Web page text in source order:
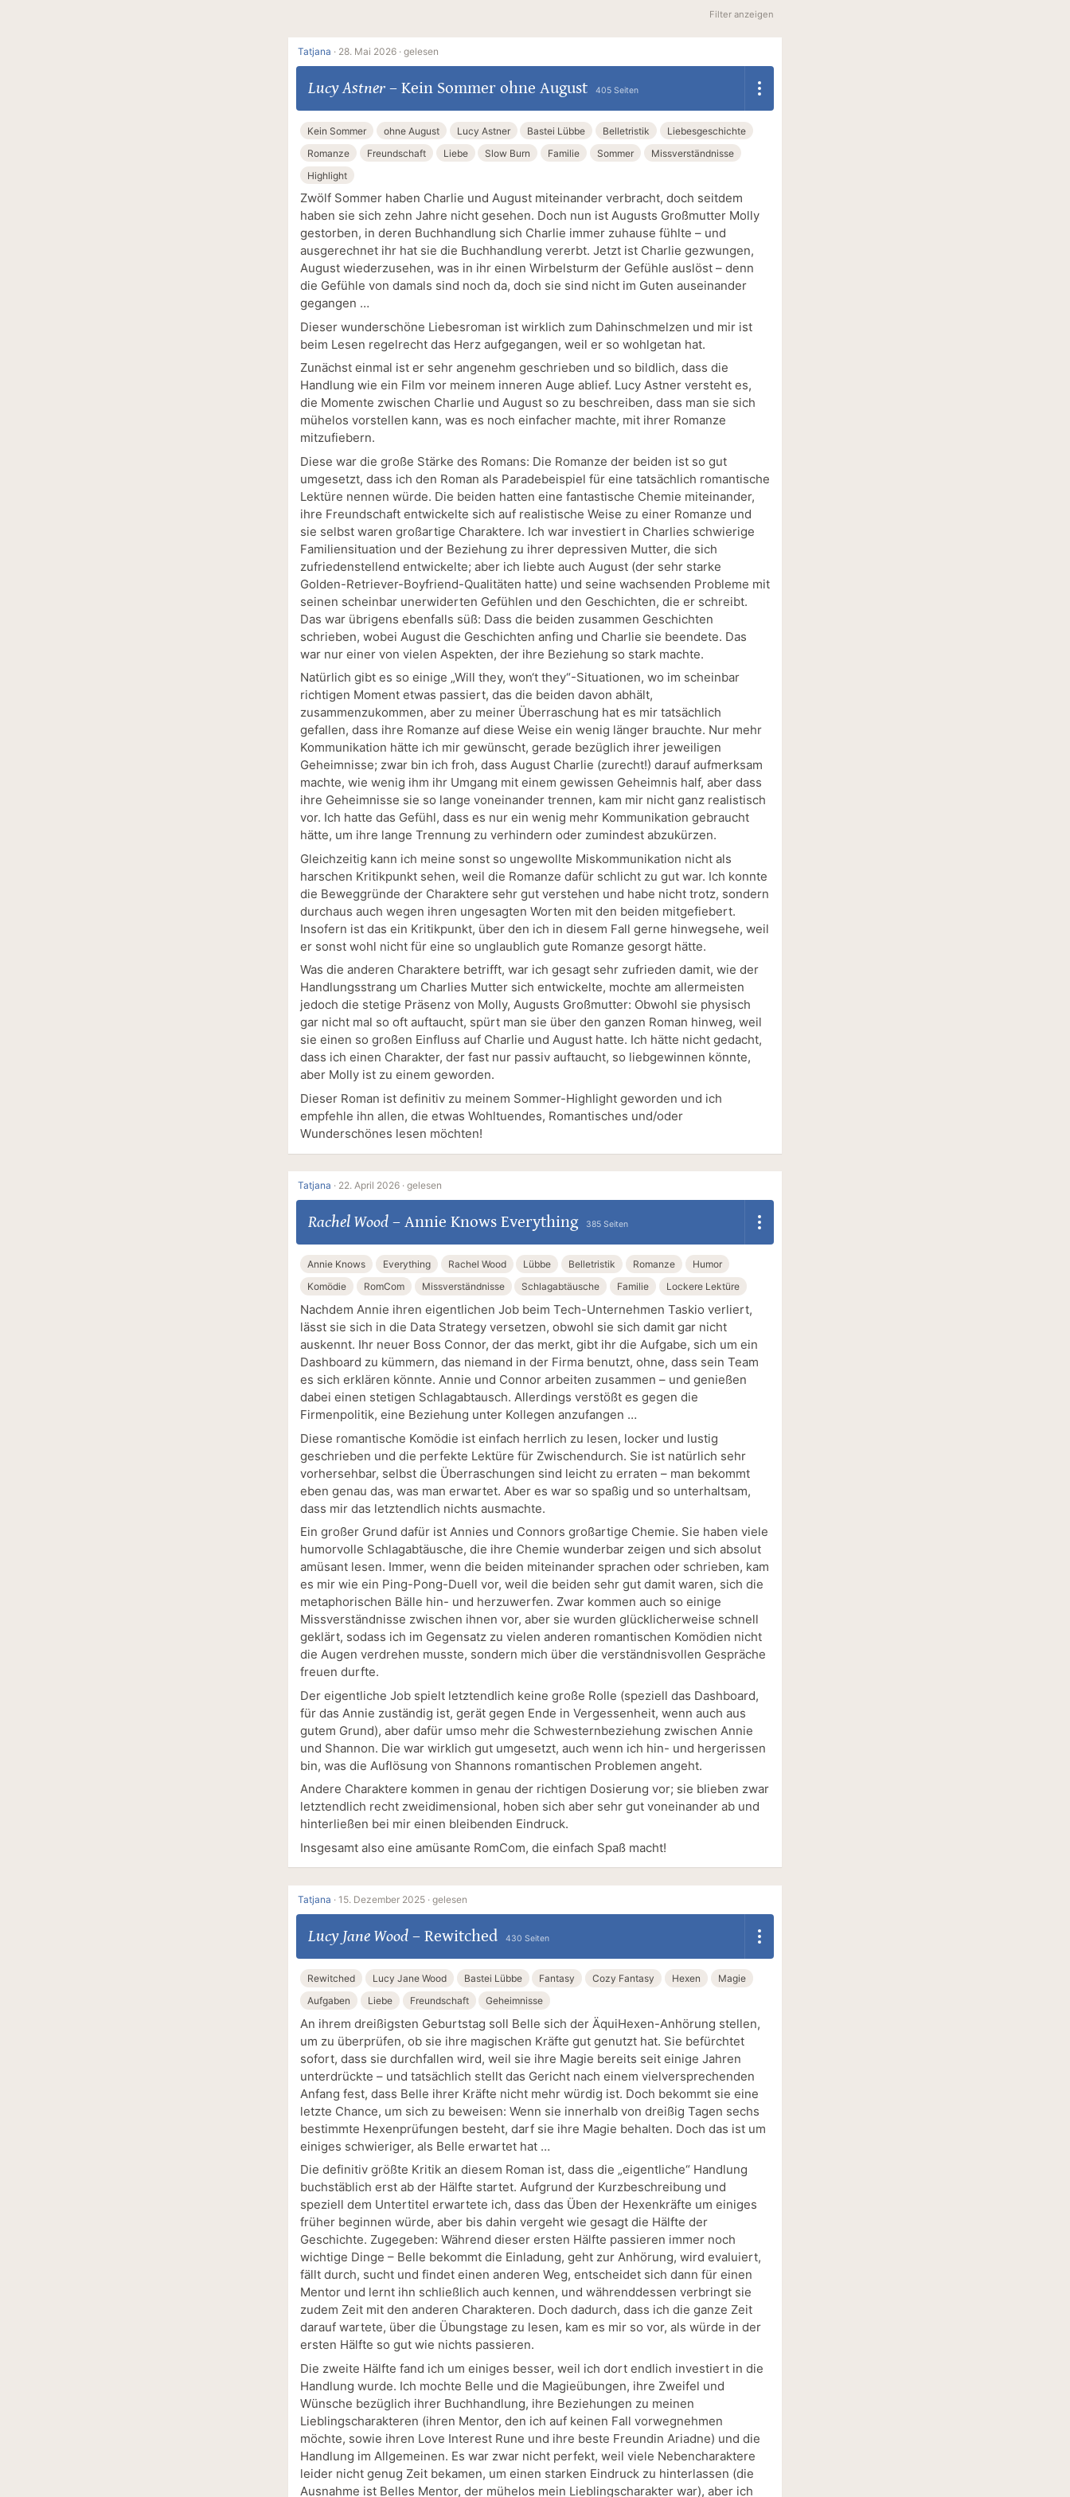
Filter anzeigen
Tatjana · 28. Mai 2026 · gelesen
Lucy Astner– Kein Sommer ohne August 405 Seiten
Kein Sommer ohne August Lucy Astner Bastei Lübbe Belletristik
Liebesgeschichte
Romanze
Freundschaft Liebe Slow Burn Familie Sommer
Missverständnisse
Highlight
Zwölf Sommer haben Charlie und August miteinander verbracht, doch seitdem
haben sie sich zehn Jahre nicht gesehen. Doch nun ist Augusts Großmutter Molly
gestorben, in deren Buchhandlung sich Charlie immer zuhause fühlte – und
ausgerechnet ihr hat sie die Buchhandlung vererbt. Jetzt ist Charlie gezwungen,
August wiederzusehen, was in ihr einen Wirbelsturm der Gefühle auslöst – denn
die Gefühle von damals sind noch da, doch sie sind nicht im Guten auseinander
gegangen …
Dieser wunderschöne Liebesroman ist wirklich zum Dahinschmelzen und mir ist
beim Lesen regelrecht das Herz aufgegangen, weil er so wohlgetan hat.
Zunächst einmal ist er sehr angenehm geschrieben und so bildlich, dass die
Handlung wie ein Film vor meinem inneren Auge ablief. Lucy Astner versteht es,
die Momente zwischen Charlie und August so zu beschreiben, dass man sie sich
mühelos vorstellen kann, was es noch einfacher machte, mit ihrer Romanze
mitzufiebern.
Diese war die große Stärke des Romans: Die Romanze der beiden ist so gut
umgesetzt, dass ich den Roman als Paradebeispiel für eine tatsächlich romantische
Lektüre nennen würde. Die beiden hatten eine fantastische Chemie miteinander,
ihre Freundschaft entwickelte sich auf realistische Weise zu einer Romanze und
sie selbst waren großartige Charaktere. Ich war investiert in Charlies schwierige
Familiensituation und der Beziehung zu ihrer depressiven Mutter, die sich
zufriedenstellend entwickelte; aber ich liebte auch August (der sehr starke
Golden-Retriever-Boyfriend-Qualitäten hatte) und seine wachsenden Probleme mit
seinen scheinbar unerwiderten Gefühlen und den Geschichten, die er schreibt.
Das war übrigens ebenfalls süß: Dass die beiden zusammen Geschichten
schrieben, wobei August die Geschichten anfing und Charlie sie beendete. Das
war nur einer von vielen Aspekten, der ihre Beziehung so stark machte.
Natürlich gibt es so einige „Will they, won‘t they“-Situationen, wo im scheinbar
richtigen Moment etwas passiert, das die beiden davon abhält,
zusammenzukommen, aber zu meiner Überraschung hat es mir tatsächlich
gefallen, dass ihre Romanze auf diese Weise ein wenig länger brauchte. Nur mehr
Kommunikation hätte ich mir gewünscht, gerade bezüglich ihrer jeweiligen
Geheimnisse; zwar bin ich froh, dass August Charlie (zurecht!) darauf aufmerksam
machte, wie wenig ihm ihr Umgang mit einem gewissen Geheimnis half, aber dass
ihre Geheimnisse sie so lange voneinander trennen, kam mir nicht ganz realistisch
vor. Ich hatte das Gefühl, dass es nur ein wenig mehr Kommunikation gebraucht
hätte, um ihre lange Trennung zu verhindern oder zumindest abzukürzen.
Gleichzeitig kann ich meine sonst so ungewollte Miskommunikation nicht als
harschen Kritikpunkt sehen, weil die Romanze dafür schlicht zu gut war. Ich konnte
die Beweggründe der Charaktere sehr gut verstehen und habe nicht trotz, sondern
durchaus auch wegen ihren ungesagten Worten mit den beiden mitgefiebert.
Insofern ist das ein Kritikpunkt, über den ich in diesem Fall gerne hinwegsehe, weil
er sonst wohl nicht für eine so unglaublich gute Romanze gesorgt hätte.
Was die anderen Charaktere betrifft, war ich gesagt sehr zufrieden damit, wie der
Handlungsstrang um Charlies Mutter sich entwickelte, mochte am allermeisten
jedoch die stetige Präsenz von Molly, Augusts Großmutter: Obwohl sie physisch
gar nicht mal so oft auftaucht, spürt man sie über den ganzen Roman hinweg, weil
sie einen so großen Einfluss auf Charlie und August hatte. Ich hätte nicht gedacht,
dass ich einen Charakter, der fast nur passiv auftaucht, so liebgewinnen könnte,
aber Molly ist zu einem geworden.
Dieser Roman ist definitiv zu meinem Sommer-Highlight geworden und ich
empfehle ihn allen, die etwas Wohltuendes, Romantisches und/oder
Wunderschönes lesen möchten!
Tatjana · 22. April 2026 · gelesen
Rachel Wood– Annie Knows Everything 385 Seiten
Annie Knows Everything Rachel Wood Lübbe Belletristik Romanze
Humor
Komödie
RomCom Missverständnisse Schlagabtäusche Familie Lockere Lektüre
Nachdem Annie ihren eigentlichen Job beim Tech-Unternehmen Taskio verliert,
lässt sie sich in die Data Strategy versetzen, obwohl sie sich damit gar nicht
auskennt. Ihr neuer Boss Connor, der das merkt, gibt ihr die Aufgabe, sich um ein
Dashboard zu kümmern, das niemand in der Firma benutzt, ohne, dass sein Team
es sich erklären könnte. Annie und Connor arbeiten zusammen – und genießen
dabei einen stetigen Schlagabtausch. Allerdings verstößt es gegen die
Firmenpolitik, eine Beziehung unter Kollegen anzufangen …
Diese romantische Komödie ist einfach herrlich zu lesen, locker und lustig
geschrieben und die perfekte Lektüre für Zwischendurch. Sie ist natürlich sehr
vorhersehbar, selbst die Überraschungen sind leicht zu erraten – man bekommt
eben genau das, was man erwartet. Aber es war so spaßig und so unterhaltsam,
dass mir das letztendlich nichts ausmachte.
Ein großer Grund dafür ist Annies und Connors großartige Chemie. Sie haben viele
humorvolle Schlagabtäusche, die ihre Chemie wunderbar zeigen und sich absolut
amüsant lesen. Immer, wenn die beiden miteinander sprachen oder schrieben, kam
es mir wie ein Ping-Pong-Duell vor, weil die beiden sehr gut damit waren, sich die
metaphorischen Bälle hin- und herzuwerfen. Zwar kommen auch so einige
Missverständnisse zwischen ihnen vor, aber sie wurden glücklicherweise schnell
geklärt, sodass ich im Gegensatz zu vielen anderen romantischen Komödien nicht
die Augen verdrehen musste, sondern mich über die verständnisvollen Gespräche
freuen durfte.
Der eigentliche Job spielt letztendlich keine große Rolle (speziell das Dashboard,
für das Annie zuständig ist, gerät gegen Ende in Vergessenheit, wenn auch aus
gutem Grund), aber dafür umso mehr die Schwesternbeziehung zwischen Annie
und Shannon. Die war wirklich gut umgesetzt, auch wenn ich hin- und hergerissen
bin, was die Auflösung von Shannons romantischen Problemen angeht.
Andere Charaktere kommen in genau der richtigen Dosierung vor; sie blieben zwar
letztendlich recht zweidimensional, hoben sich aber sehr gut voneinander ab und
hinterließen bei mir einen bleibenden Eindruck.
Insgesamt also eine amüsante RomCom, die einfach Spaß macht!
Tatjana · 15. Dezember 2025 · gelesen
Lucy Jane Wood– Rewitched 430 Seiten
Rewitched Lucy Jane Wood Bastei Lübbe Fantasy Cozy Fantasy Hexen
Magie
Aufgaben
Liebe Freundschaft Geheimnisse
An ihrem dreißigsten Geburtstag soll Belle sich der ÄquiHexen-Anhörung stellen,
um zu überprüfen, ob sie ihre magischen Kräfte gut genutzt hat. Sie befürchtet
sofort, dass sie durchfallen wird, weil sie ihre Magie bereits seit einige Jahren
unterdrückte – und tatsächlich stellt das Gericht nach einem vielversprechenden
Anfang fest, dass Belle ihrer Kräfte nicht mehr würdig ist. Doch bekommt sie eine
letzte Chance, um sich zu beweisen: Wenn sie innerhalb von dreißig Tagen sechs
bestimmte Hexenprüfungen besteht, darf sie ihre Magie behalten. Doch das ist um
einiges schwieriger, als Belle erwartet hat …
Die definitiv größte Kritik an diesem Roman ist, dass die „eigentliche“ Handlung
buchstäblich erst ab der Hälfte startet. Aufgrund der Kurzbeschreibung und
speziell dem Untertitel erwartete ich, dass das Üben der Hexenkräfte um einiges
früher beginnen würde, aber bis dahin vergeht wie gesagt die Hälfte der
Geschichte. Zugegeben: Während dieser ersten Hälfte passieren immer noch
wichtige Dinge – Belle bekommt die Einladung, geht zur Anhörung, wird evaluiert,
fällt durch, sucht und findet einen anderen Weg, entscheidet sich dann für einen
Mentor und lernt ihn schließlich auch kennen, und währenddessen verbringt sie
zudem Zeit mit den anderen Charakteren. Doch dadurch, dass ich die ganze Zeit
darauf wartete, über die Übungstage zu lesen, kam es mir so vor, als würde in der
ersten Hälfte so gut wie nichts passieren.
Die zweite Hälfte fand ich um einiges besser, weil ich dort endlich investiert in die
Handlung wurde. Ich mochte Belle und die Magieübungen, ihre Zweifel und
Wünsche bezüglich ihrer Buchhandlung, ihre Beziehungen zu meinen
Lieblingscharakteren (ihren Mentor, den ich auf keinen Fall vorwegnehmen
möchte, sowie ihren Love Interest Rune und ihre beste Freundin Ariadne) und die
Handlung im Allgemeinen. Es war zwar nicht perfekt, weil viele Nebencharaktere
leider nicht genug Zeit bekamen, um einen starken Eindruck zu hinterlassen (die
Ausnahme ist Belles Mentor, der mühelos mein Lieblingscharakter war), aber ich